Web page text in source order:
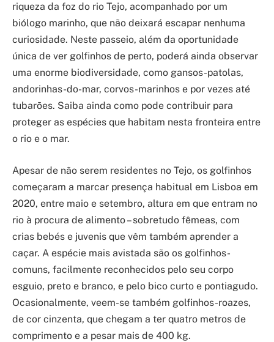
riqueza da foz do rio Tejo, acompanhado por um
biólogo marinho, que não deixará escapar nenhuma
curiosidade. Neste passeio, além da oportunidade
única de ver golfinhos de perto, poderá ainda observar
uma enorme biodiversidade, como gansos-patolas,
andorinhas-do-mar, corvos-marinhos e por vezes até
tubarões. Saiba ainda como pode contribuir para
proteger as espécies que habitam nesta fronteira entre
o rio e o mar.
Apesar de não serem residentes no Tejo, os golfinhos
começaram a marcar presença habitual em Lisboa em
2020, entre maio e setembro, altura em que entram no
rio à procura de alimento – sobretudo fêmeas, com
crias bebés e juvenis que vêm também aprender a
caçar. A espécie mais avistada são os golfinhos-
comuns, facilmente reconhecidos pelo seu corpo
esguio, preto e branco, e pelo bico curto e pontiagudo.
Ocasionalmente, veem-se também golfinhos-roazes,
de cor cinzenta, que chegam a ter quatro metros de
comprimento e a pesar mais de 400 kg.